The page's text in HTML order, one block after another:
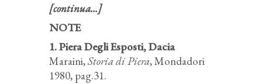
[continua...]
NOTE
1. Piera Degli Esposti, Dacia
Maraini,Storia di Piera, Mondadori
1980, pag.31.